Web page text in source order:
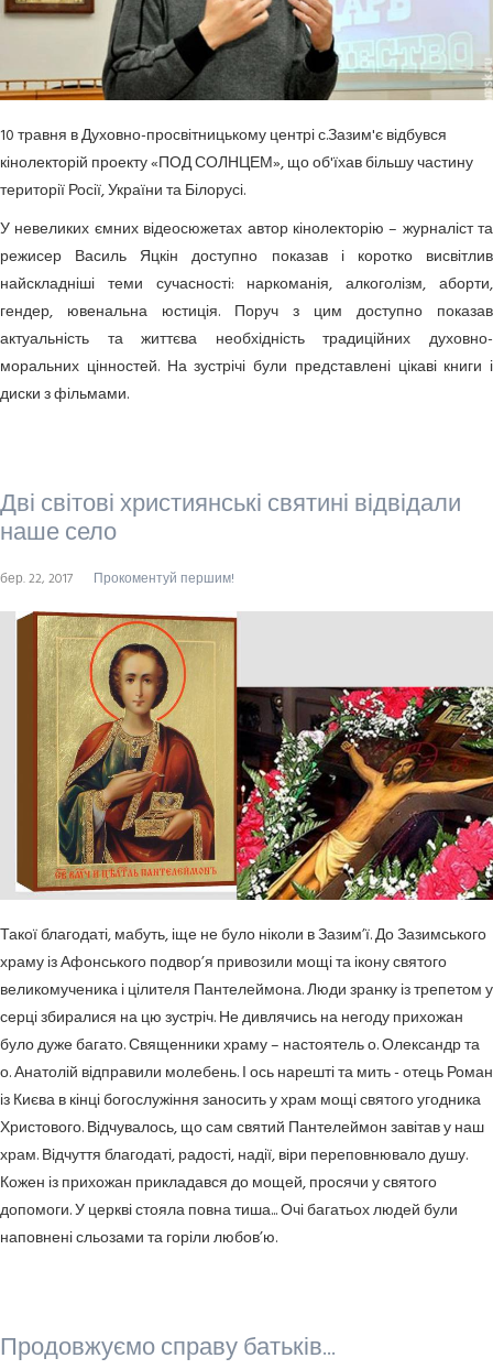
10 травня в Духовно-просвітницькому центрі с.Зазим'є відбувся
кінолекторій проекту «ПОД СОЛНЦЕМ», що об'їхав більшу частину
території Росії, України та Білорусі.
У невеликих ємних відеосюжетах автор кінолекторію – журналіст та
режисер Василь Яцкін доступно показав і коротко висвітлив
найскладніші теми сучасності: наркоманія, алкоголізм, аборти,
гендер, ювенальна юстиція. Поруч з цим доступно показав
актуальність та життєва необхідність традиційних духовно-
моральних цінностей. На зустрічі були представлені цікаві книги і
диски з фільмами.
Дві світові християнські святині відвідали
наше село
бер. 22, 2017 Прокоментуй першим!
Такої благодаті, мабуть, іще не було ніколи в Зазим’ї. До Зазимського
храму із Афонського подвор’я привозили мощі та ікону святого
великомученика і цілителя Пантелеймона. Люди зранку із трепетом у
серці збиралися на цю зустріч. Не дивлячись на негоду прихожан
було дуже багато. Священники храму – настоятель о. Олександр та
о. Анатолій відправили молебень. І ось нарешті та мить - отець Роман
із Києва в кінці богослужіння заносить у храм мощі святого угодника
Христового. Відчувалось, що сам святий Пантелеймон завітав у наш
храм. Відчуття благодаті, радості, надії, віри переповнювало душу.
Кожен із прихожан прикладався до мощей, просячи у святого
допомоги. У церкві стояла повна тиша... Очі багатьох людей були
наповнені сльозами та горіли любов’ю.
Продовжуємо справу батьків...